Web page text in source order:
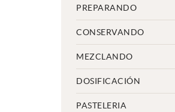
PREPARANDO
CONSERVANDO
MEZCLANDO
DOSIFICACIÓN
PASTELERIA